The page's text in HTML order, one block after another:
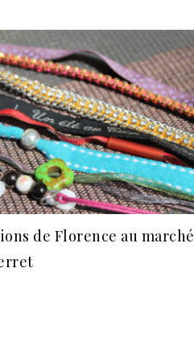
de Florence au marché